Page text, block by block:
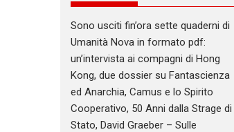
Sono usciti fin’ora sette quaderni di
Umanità Nova in formato pdf:
un’intervista ai compagni di Hong
Kong, due dossier su Fantascienza
ed Anarchia, Camus e lo Spirito
Cooperativo, 50 Anni dalla Strage di
Stato, David Graeber – Sulle